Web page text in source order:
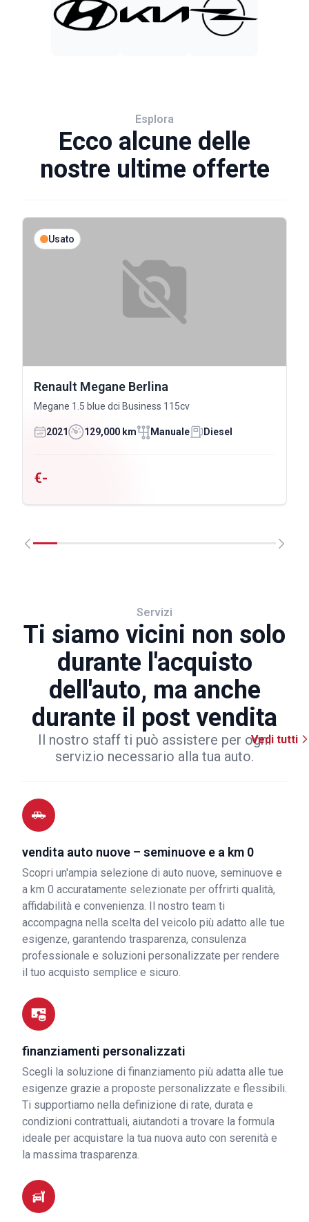
Esplora
Ecco alcune delle
nostre ultime offerte
Usato
Renault Megane Berlina
Megane 1.5 blue dci Business 115cv
2021 129,000 km Manuale Diesel
€-
Servizi
Ti siamo vicini non solo
durante l'acquisto
dell'auto, ma anche
durante il post vendita
Il nostro staff ti può assistere per ogni
servizio necessario alla tua auto.
Vedi tutti
vendita auto nuove – seminuove e a km 0
Scopri un'ampia selezione di auto nuove, seminuove e
a km 0 accuratamente selezionate per offrirti qualità,
affidabilità e convenienza. Il nostro team ti
accompagna nella scelta del veicolo più adatto alle tue
esigenze, garantendo trasparenza, consulenza
professionale e soluzioni personalizzate per rendere
il tuo acquisto semplice e sicuro.
finanziamenti personalizzati
Scegli la soluzione di finanziamento più adatta alle tue
esigenze grazie a proposte personalizzate e flessibili.
Ti supportiamo nella definizione di rate, durata e
condizioni contrattuali, aiutandoti a trovare la formula
ideale per acquistare la tua nuova auto con serenità e
la massima trasparenza.